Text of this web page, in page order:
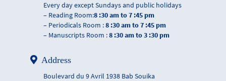
Every day except Sundays and public holidays
– Reading Room:8 :30 am to 7 :45 pm
– Periodicals Room :8 :30 am to 7 :45 pm
– Manuscripts Room :8 :30 am to 3 :30 pm
Address
Boulevard du 9 Avril 1938 Bab Souika